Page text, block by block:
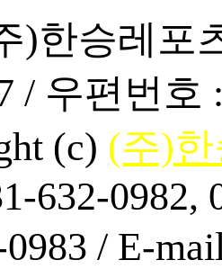
)한승레포
/ 우편번
(c) (주)
632-0982,
0983 / E-